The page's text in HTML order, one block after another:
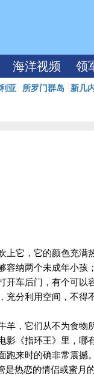
海洋视频 领
亚 所罗门群岛 新几
它，它的颜色充满
纳两个未成年小
车后门，有个可以
分利用空间，不得
，它们从不为食物
《指环王》里，
来时的确非常震撼。
热恋的情侣或蜜月